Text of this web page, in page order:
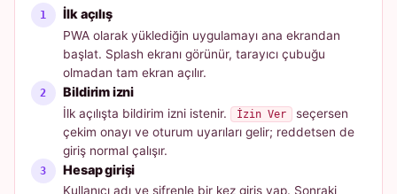
İlk açılış
PWA olarak yüklediğin uygulamayı ana ekrandan
başlat. Splash ekranı görünür, tarayıcı çubuğu
olmadan tam ekran açılır.
Bildirim izni
İlk açılışta bildirim izni istenir. İzin Ver
seçersen
çekim onayı ve oturum uyarıları gelir; reddetsen de
giriş normal çalışır.
Hesap girişi
Kullanıcı adı ve şifrenle bir kez giriş yap. Sonraki